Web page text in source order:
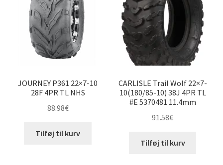
14″ ATV-dæk
Udfold
15″ ATV-dæk
Udfold
Små maskiner
Udfold
Dækslanger
Karting
JOURNEY P361 22×7-10
28F 4PR TL NHS
88.98€
Tilføj til kurv
CARLISLE Trail Wolf 22×7-
10(180/85-10) 38J 4PR TL
#E 5370481 11.4mm
91.58€
Tilføj til kurv